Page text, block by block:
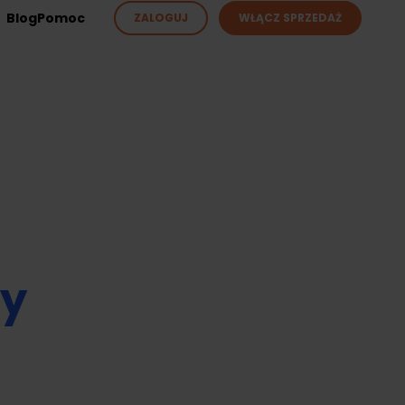
BlogPomoc ZALOGUJ WŁĄCZ SPRZEDAŻ